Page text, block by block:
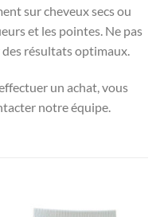
sur cheveux secs ou
et les pointes. Ne pas
résultats optimaux.
un achat, vous
notre équipe.